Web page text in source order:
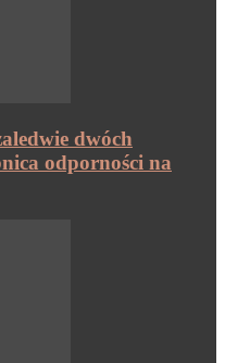
dwóch
odporności na